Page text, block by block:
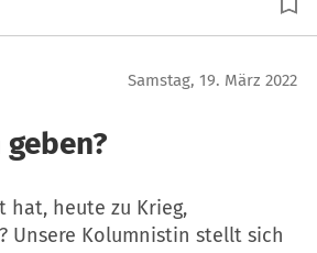
Samstag, 19. März 2022
hat, heute zu Krieg,
Unsere Kolumnistin stellt sich